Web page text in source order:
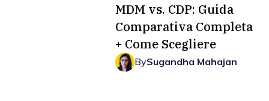
MDM vs. CDP: Guida
Comparativa Completa
+ Come Scegliere
BySugandha Mahajan